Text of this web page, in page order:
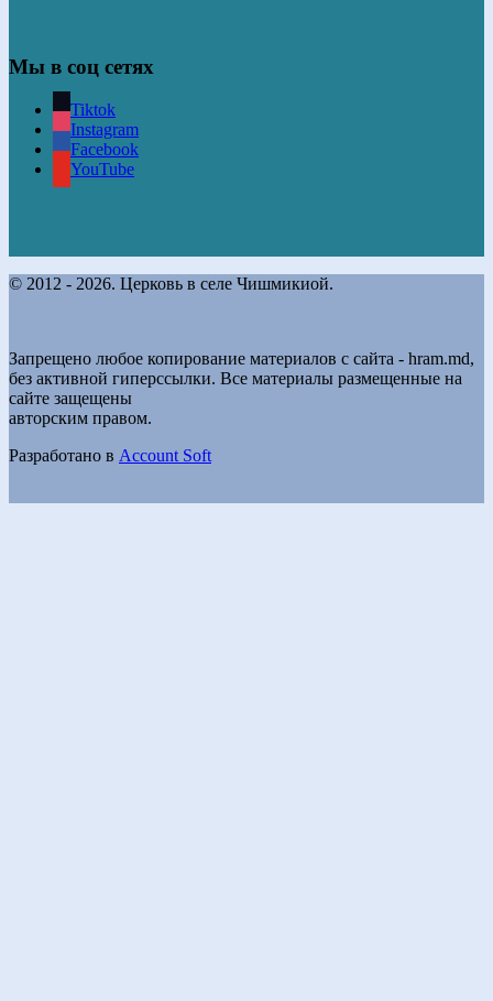
Мы в соц сетях
Tiktok
Instagram
Facebook
YouTube
© 2012 - 2026. Церковь в селе Чишмикиой.
Запрещено любое копирование материалов с сайта - hram.md,
без активной гиперссылки. Все материалы размещенные на
сайте защещены
авторским правом.
Разработано в Account Soft